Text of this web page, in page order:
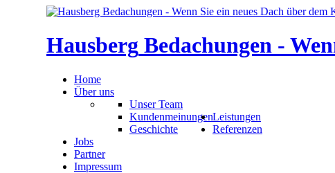
Hausberg Bedachungen -
Home
Über uns
Unser Team
Kundenmeinungen
Geschichte
Leistungen
Referenzen
Jobs
Partner
Impressum